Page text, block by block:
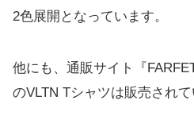
2色展開となっています。
他にも、通販サイト『
のVLTN Tシャツは販売されて